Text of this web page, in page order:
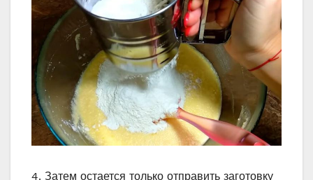
4. Затем остается только отправить заготовку